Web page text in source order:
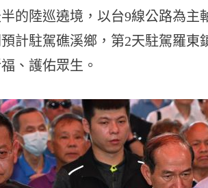
的陸巡遶境，以台9線公路為
計駐駕礁溪鄉，第2天駐駕羅
、護佑眾生。